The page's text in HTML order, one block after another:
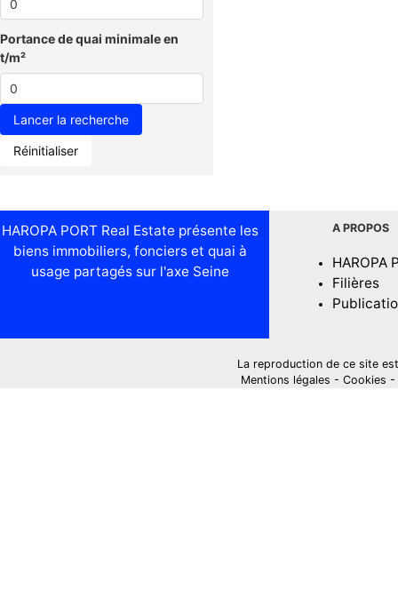
Portance de quai minimale en
t/m²
Réinitialiser
HAROPA PORT Real Estate présente les
biens immobiliers, fonciers et quai à
usage partagés sur l'axe Seine
A PROPOS
HAROPA
Filières
La reproduction de ce site
Mentions légales - Cookies -